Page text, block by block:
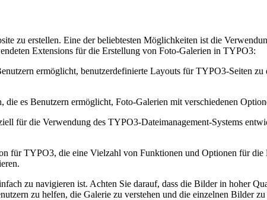
zu erstellen. Eine der beliebtesten Möglichkeiten ist die
Extensions für die Erstellung von Foto-Galerien in TYPO3:
ermöglicht, benutzerdefinierte Layouts für TYPO3-Seiten
es Benutzern ermöglicht, Foto-Galerien mit verschiedenen
für die Verwendung des TYPO3-Dateimanagement-Systems
für TYPO3, die eine Vielzahl von Funktionen und Optionen für
zu navigieren ist. Achten Sie darauf, dass die Bilder in hoher
zu helfen, die Galerie zu verstehen und die einzelnen Bilder